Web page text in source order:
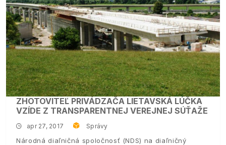
ZHOTOVITEĽ PRIVÁDZAČA LIETAVSKÁ LÚČKA
VZÍDE Z TRANSPARENTNEJ VEREJNEJ SÚŤAŽE
apr 27, 2017 Správy
Národná diaľničná spoločnosť (NDS) na diaľničný